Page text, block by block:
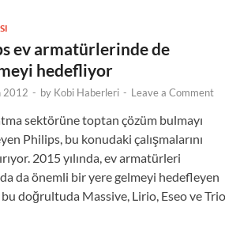
ev armatürlerinde de
hedefliyor
2012 - by Kobi Haberleri - Leave a Comment
sektörüne toptan çözüm bulmayı
Philips, bu konudaki çalışmalarını
2015 yılında, ev armatürleri
da önemli bir yere gelmeyi hedefleyen
doğrultuda Massive, Lirio, Eseo ve Trio